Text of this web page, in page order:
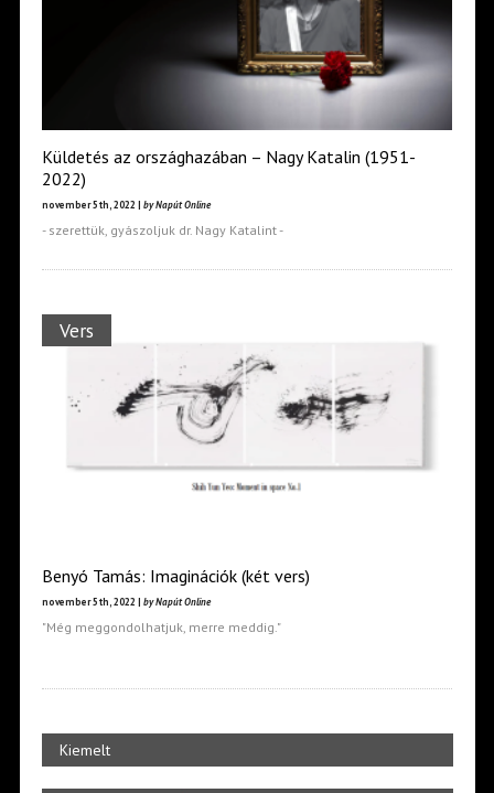
Küldetés az országhazában – Nagy Katalin (1951-
2022)
november 5th, 2022 | by Napút Online
- szerettük, gyászoljuk dr. Nagy Katalint -
Vers
Benyó Tamás: Imaginációk (két vers)
november 5th, 2022 | by Napút Online
"Még meggondolhatjuk, merre meddig."
Kiemelt